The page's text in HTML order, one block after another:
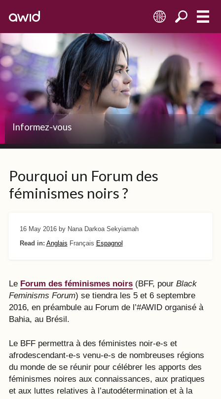
FR
Informez-vous
Pourquoi un Forum des
féminismes noirs ?
16 May 2016 by Nana Darkoa Sekyiamah
Read in: Anglais Français Espagnol
Le Forum des féminismes noirs(BFF, pour Black
Feminisms Forum) se tiendra les 5 et 6 septembre
2016, en préambule au Forum de l’#AWID organisé à
Bahia, au Brésil.
Le BFF permettra à des féministes noir-e-s et
afrodescendant-e-s venu-e-s de nombreuses régions
du monde de se réunir pour célébrer les apports des
féminismes noires aux connaissances, aux pratiques
et aux luttes relatives à l’autodétermination et à la